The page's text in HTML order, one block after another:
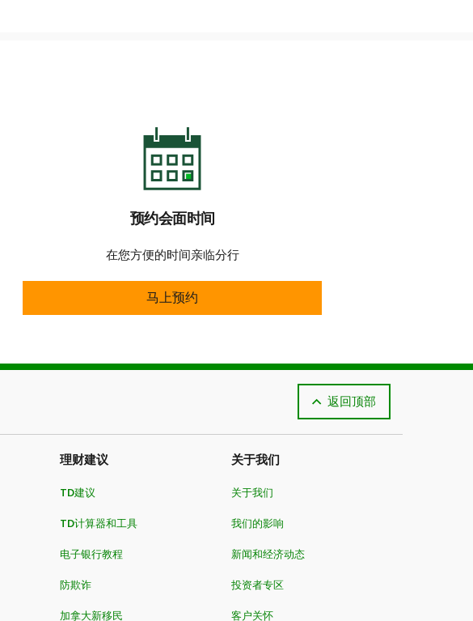
预约会面时间
在您方便的时间亲临分行
预约会面时间
马上预约
返回顶部
理财建议
TD建议
TD计算器和工具
电子银行教程
防欺诈
加拿大新移民
关于我们
关于我们
我们的影响
新闻和经济动态
投资者专区
客户关怀